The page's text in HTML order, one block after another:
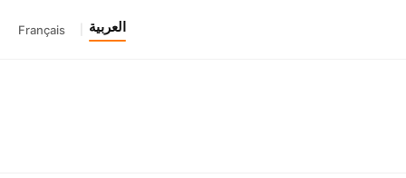
العربية Français